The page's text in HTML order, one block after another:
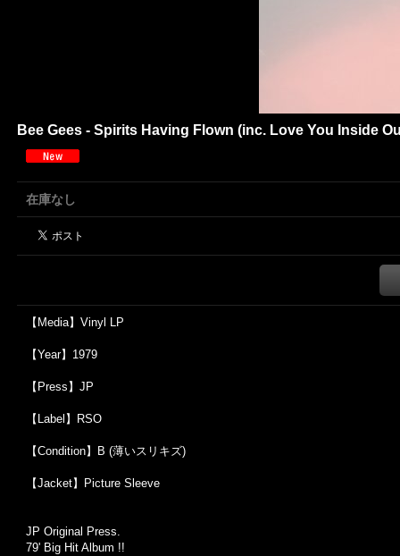
Bee Gees - Spirits Having Flown (inc. Love You Inside
在庫なし
【Media】Vinyl LP
【Year】1979
【Press】JP
【Label】RSO
【Condition】B (薄いスリキズ)
【Jacket】Picture Sleeve
JP Original Press.
79' Big Hit Album !!